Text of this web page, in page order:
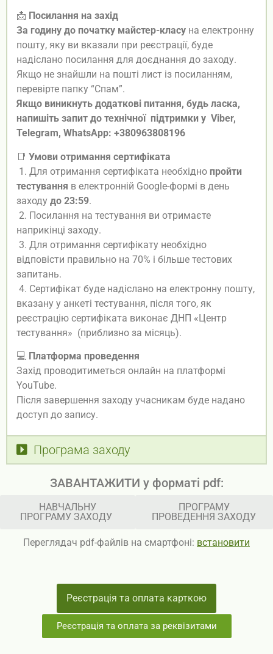
📩 Посилання на захід
За годину до початку майстер-класу на електронну
пошту, яку ви вказали при реєстрації, буде
надіслано посилання для доєднання до заходу.
Якщо не знайшли на пошті лист із посиланням,
перевірте папку “Спам”.
Якщо виникнуть додаткові питання, будь ласка,
напишіть запит до технічної підтримки у Viber,
Telegram, WhatsApp: +380963808196
📑 Умови отримання сертифіката
1. Для отримання сертифіката необхідно пройти
тестування в електронній Google-формі в день
заходу до 23:59.
2. Посилання на тестування ви отримаєте
наприкінці заходу.
3. Для отримання сертифікату необхідно
відповісти правильно на 70% і більше тестових
запитань.
4. Сертифікат буде надіслано на електронну пошту,
вказану у анкеті тестування, після того, як
реєстрацію сертифіката виконає ДНП «Центр
тестування» (приблизно за місяць).
💻 Платформа проведення
Захід проводитиметься онлайн на платформі
YouTube.
Після завершення заходу учасникам буде надано
доступ до запису.
Програма заходу
ЗАВАНТАЖИТИ у форматі pdf:
НАВЧАЛЬНУ
ПРОГРАМУ ЗАХОДУ
ПРОГРАМУ
ПРОВЕДЕННЯ ЗАХОДУ
Переглядач pdf-файлів на смартфоні: встановити
Реєстрація та оплата карткою
Реєстрація та оплата за реквізитами